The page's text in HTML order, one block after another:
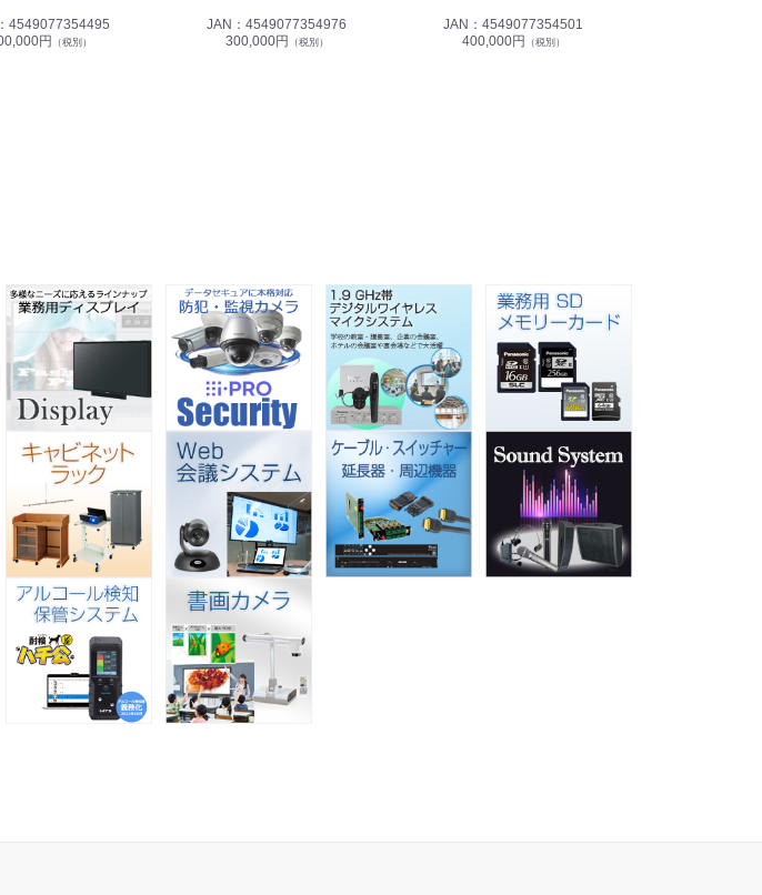
4549077354495
円
（税別）
JAN：4549077354976
300,000円
（税別）
JAN：4549077354501
400,000円
（税別）